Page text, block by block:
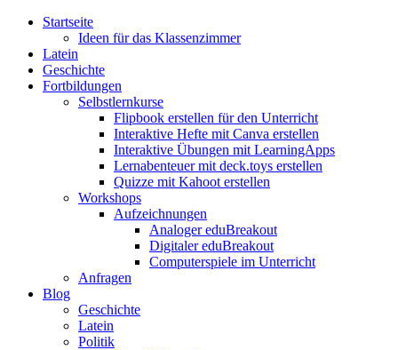
Startseite
Ideen für das Klassenzimmer
Latein
Geschichte
Fortbildungen
Selbstlernkurse
Flipbook erstellen für den Unterricht
Interaktive Hefte mit Canva erstellen
Interaktive Übungen mit LearningApps
Lernabenteuer mit deck.toys erstellen
Quizze mit Kahoot erstellen
Workshops
Aufzeichnungen
Analoger eduBreakout
Digitaler eduBreakout
Computerspiele im Unterricht
Anfragen
Blog
Geschichte
Latein
Politik